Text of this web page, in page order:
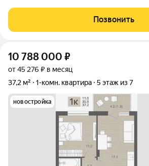
Позвонить
10 788 000 ₽
от 45 276 ₽ в месяц
37,2 м²
1-комн. квартира 5 этаж из 7
новостройка